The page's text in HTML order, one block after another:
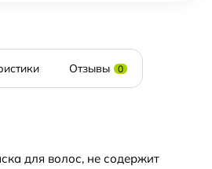
Отзывы 0
для волос, не содержит